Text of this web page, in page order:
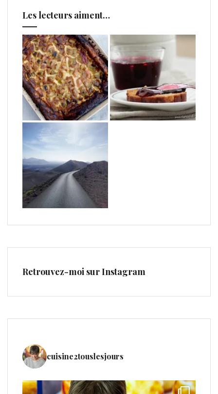
Les lecteurs aiment…
Retrouvez-moi sur Instagram
cuisine2touslesjours